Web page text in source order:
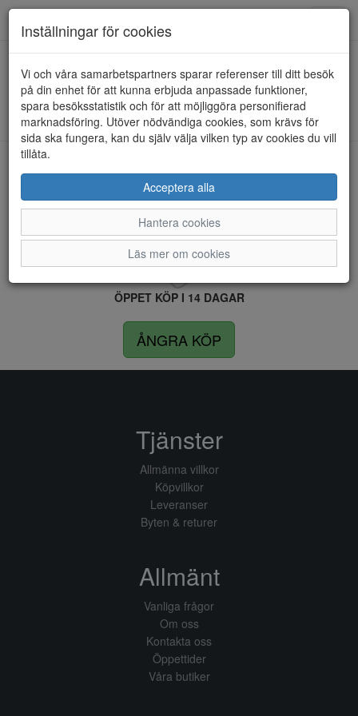
HEM LUNAR
Kunde inte hitta några artiklar...
LEVERANS INOM 4 DAGAR INOM SVERIGE
FRI FRAKT VID KÖP ÖVER 1.500 KR
ÖPPET KÖP I 14 DAGAR
ÅNGRA KÖP
Inställningar för cookies
Vi och våra samarbetspartners sparar referenser till ditt besök
på din enhet för att kunna erbjuda anpassade funktioner,
spara besöksstatistik och för att möjliggöra personifierad
marknadsföring. Utöver nödvändiga cookies, som krävs för
sida ska fungera, kan du själv välja vilken typ av cookies du vill
tillåta.
Acceptera alla
Hantera cookies
Läs mer om cookies
Tjänster
Allmänna villkor
Köpvillkor
Leveranser
Byten & returer
Allmänt
Vanliga frågor
Om oss
Kontakta oss
Öppettider
Våra butiker